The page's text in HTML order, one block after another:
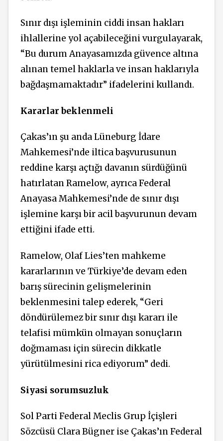
Sınır dışı işleminin ciddi insan hakları
ihlallerine yol açabileceğini vurgulayarak,
“Bu durum Anayasamızda güvence altına
alınan temel haklarla ve insan haklarıyla
bağdaşmamaktadır” ifadelerini kullandı.
Kararlar beklenmeli
Çakas’ın şu anda Lüneburg İdare
Mahkemesi’nde iltica başvurusunun
reddine karşı açtığı davanın sürdüğünü
hatırlatan Ramelow, ayrıca Federal
Anayasa Mahkemesi’nde de sınır dışı
işlemine karşı bir acil başvurunun devam
ettiğini ifade etti.
Ramelow, Olaf Lies’ten mahkeme
kararlarının ve Türkiye’de devam eden
barış sürecinin gelişmelerinin
beklenmesini talep ederek, “Geri
döndürülemez bir sınır dışı kararı ile
telafisi mümkün olmayan sonuçların
doğmaması için sürecin dikkatle
yürütülmesini rica ediyorum” dedi.
Siyasi sorumsuzluk
Sol Parti Federal Meclis Grup İçişleri
Sözcüsü Clara Bügner ise Çakas’ın Federal